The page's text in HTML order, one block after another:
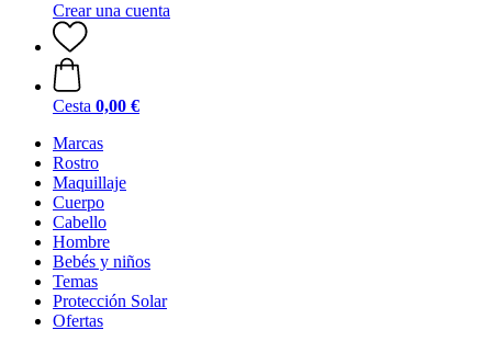
Crear una cuenta
Cesta 0,00 €
Marcas
Rostro
Maquillaje
Cuerpo
Cabello
Hombre
Bebés y niños
Temas
Protección Solar
Ofertas